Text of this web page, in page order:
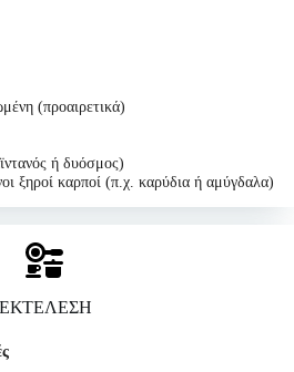
(προαιρετικά)
ή δυόσμος)
ξηροί καρποί (π.χ. καρύδια ή αμύγδαλα)
ΕΚΤΕΛΕΣΗ